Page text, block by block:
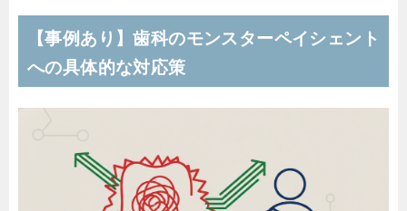
【事例あり】歯科のモンスターペイシェント
への具体的な対応策